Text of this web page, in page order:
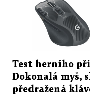
Test herního
Dokonalá myš,
předražená